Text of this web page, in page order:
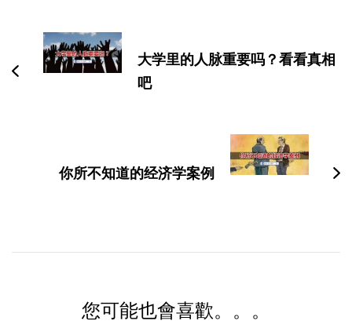
航
大学里的人脉重要吗？看看真相
吧
你所不知道的经济学案例
您可能也會喜歡。。。